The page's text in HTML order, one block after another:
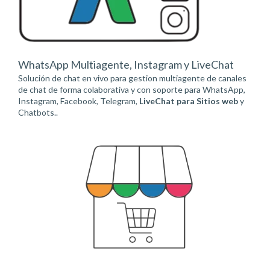
WhatsApp Multiagente, Instagram y LiveChat
Solución de chat en vivo para gestion multiagente de canales
de chat de forma colaborativa y con soporte para WhatsApp,
Instagram, Facebook, Telegram, LiveChat para Sitios weby
Chatbots..